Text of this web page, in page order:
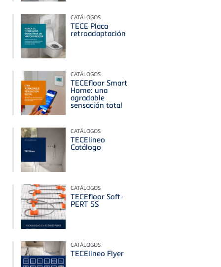
CATÁLOGOS
TECE Placa
retroadaptación
CATÁLOGOS
TECEfloor Smart
Home: una
agradable
sensación total
CATÁLOGOS
TECElineo
Catálogo
CATÁLOGOS
TECEfloor Soft-
PERT 5S
CATÁLOGOS
TECElineo Flyer